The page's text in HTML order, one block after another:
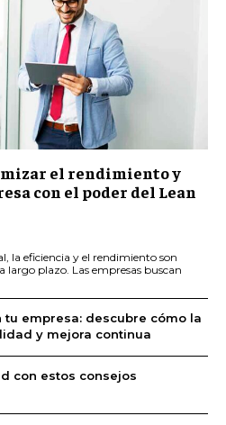
el rendimiento y
con el poder del Lean
la eficiencia y el rendimiento son
largo plazo. Las empresas buscan
tu empresa: descubre cómo la
y mejora continua
con estos consejos